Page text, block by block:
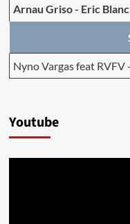
Arnau Griso- Eric
Nyno Vargas feat RVFV
Youtube